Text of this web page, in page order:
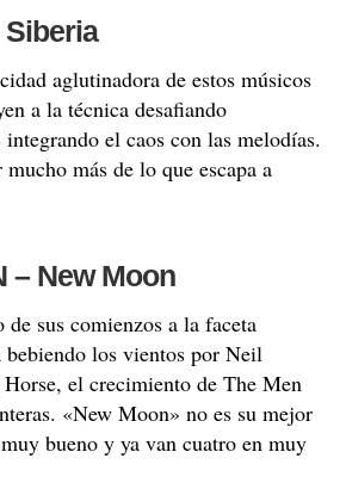
Siberia
aglutinadora de estos músicos
a la técnica desafiando
el caos con las melodías.
más de lo que escapa a
– New Moon
sus comienzos a la faceta
bebiendo los vientos por Neil
el crecimiento de The Men
«New Moon» no es su mejor
bueno y ya van cuatro en muy